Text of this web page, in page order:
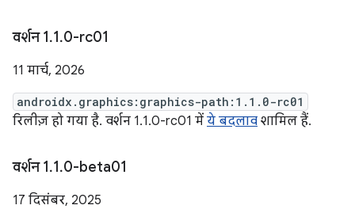
वर्शन 1.1.0-rc01
11 मार्च, 2026
androidx.graphics:graphics-path:1.1.0-rc01
रिलीज़ हो गया है. वर्शन 1.1.0-rc01 में ये बदलाव शामिल हैं.
वर्शन 1.1.0-beta01
17 दिसंबर, 2025